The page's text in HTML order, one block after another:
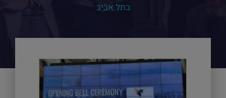
בתל אביב